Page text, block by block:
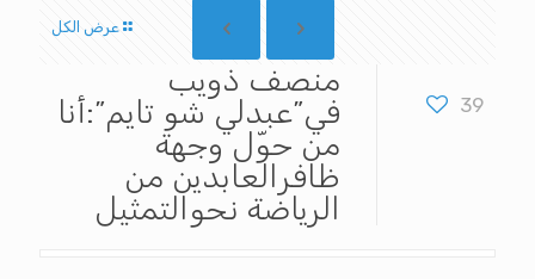
عرض الكل
39
منصف ذويب
في”عبدلي شو تايم”:أنا
من حوّل وجهة
ظافرالعابدين من
الرياضة نحوالتمثيل